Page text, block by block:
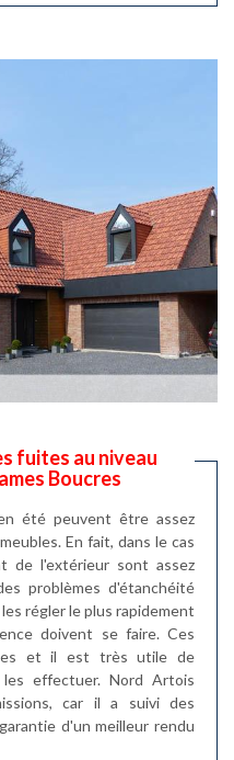
fuites au niveau
Boucres
été peuvent être assez
En fait, dans le cas
de l'extérieur sont assez
problèmes d'étanchéité
régler le plus rapidement
doivent se faire. Ces
et il est très utile de
effectuer. Nord Artois
car il a suivi des
d'un meilleur rendu